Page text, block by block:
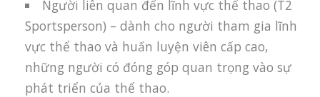
Người liên quan đến lĩnh vực thể thao (T2
Sportsperson) – dành cho người tham gia lĩnh
vực thể thao và huấn luyện viên cấp cao,
những người có đóng góp quan trọng vào sự
phát triển của thể thao.